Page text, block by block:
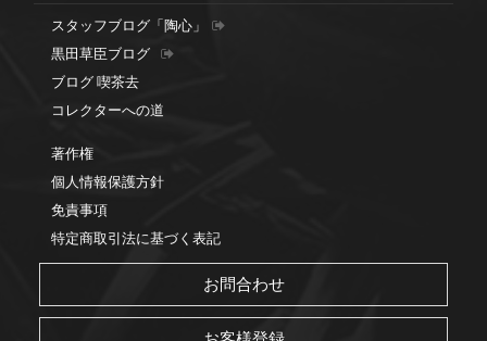
スタッフブログ「陶心」
黒田草臣ブログ
ブログ 喫茶去
コレクターへの道
著作権
個人情報保護方針
免責事項
特定商取引法に基づく表記
お問合わせ